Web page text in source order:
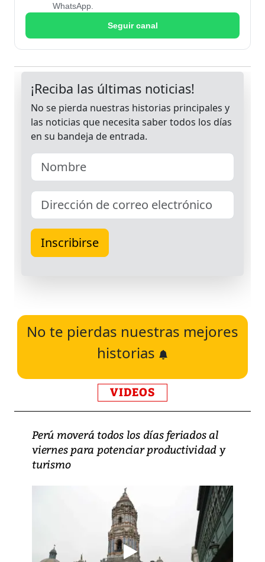
WhatsApp.
Seguir canal
No te pierdas nuestras mejores
historias
VIDEOS
Perú moverá todos los días feriados al
viernes para potenciar productividad y
turismo